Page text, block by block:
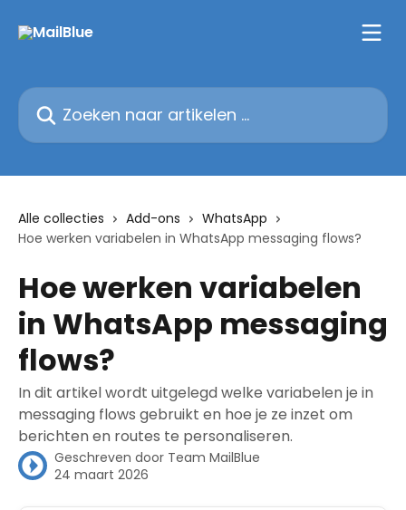
Zoeken naar artikelen ...
Alle collecties Add-ons
WhatsApp
Hoe werken variabelen in WhatsApp messaging flows?
Hoe werken variabelen
in WhatsApp messaging
flows?
In dit artikel wordt uitgelegd welke variabelen je in
messaging flows gebruikt en hoe je ze inzet om
berichten en routes te personaliseren.
Geschreven door Team MailBlue
24 maart 2026